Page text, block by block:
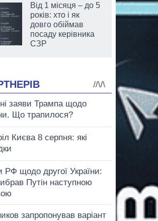
Від 1 місяця – до 5
років: хто і як
довго обіймав
посаду керівника
СЗР